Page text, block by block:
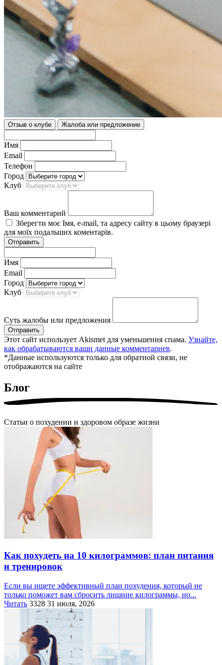
Отзыв о клубе Жалоба или предложение
Имя
Email
Телефон
Город
Клуб
Ваш комментарий
Зберегти моє Імя, e-mail, та адресу сайту в цьому браузері
для моїх подальших коментарів.
Отправить
Имя
Email
Город
Клуб
Суть жалобы или предложения
Отправить
Этот сайт использует Akismet для уменьшения спама. Узнайте,
как обрабатываются ваши данные комментариев.
*Данные используются только для обратной связи, не
отображаются на сайте
Блог
Статьи о похудении и здоровом образе жизни
Как похудеть на 10 килограммов: план питания
и тренировок
Если вы ищете эффективный план похудения, который не
только поможет вам сбросить лишние килограммы, но...
Читать 3328 31 июля, 2026